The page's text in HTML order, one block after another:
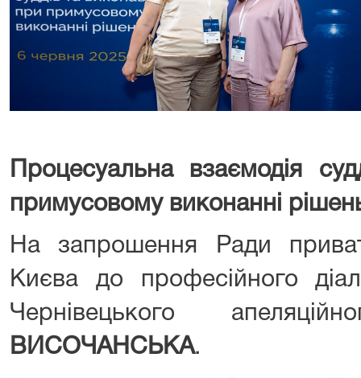
Процесуальна взаємодія
примусовому виконанні
На запрошення Ради
Києва до професійного
Чернівецького
ВИСОЧАНСЬКА.